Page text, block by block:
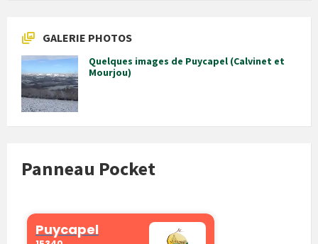
GALERIE PHOTOS
Quelques images de Puycapel (Calvinet et
Mourjou)
Panneau Pocket